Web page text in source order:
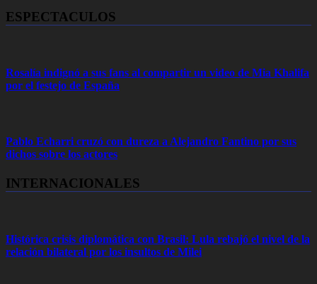
ESPECTACULOS
Rosalía indignó a sus fans al compartir un video de Mia Khalifa
por el festejo de España
Pablo Echarri cruzó con dureza a Alejandro Fantino por sus
dichos sobre los actores
INTERNACIONALES
Histórica crisis diplomática con Brasil: Lula rebajó el nivel de la
relación bilateral por los insultos de Milei